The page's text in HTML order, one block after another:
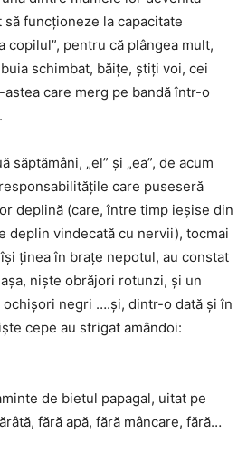
funcționeze la capacitate
copilul”, pentru că plângea mult,
schimbat, băițe, știți voi, cei
care merg pe bandă într-o
săptămâni, „el” și „ea”, de acum
care puseseră
deplină (care, între timp ieșise din
deplin vindecată cu nervii), tocmai
ținea în brațe nepotul, au constat
niște obrăjori rotunzi, și un
negri ….și, dintr-o dată și în
cepe au strigat amândoi:
de bietul papagal, uitat pe
fără apă, fără mâncare, fără…